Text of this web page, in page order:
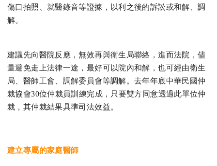
傷口拍照、就醫錄音等證據，以利之後的訴訟或和解、調
解。
建議先向醫院反應，無效再與衛生局聯絡，進而法院，儘
量避免走上法律一途，最好可以院內和解，也可經由衛生
局、醫師工會、調解委員會等調解。去年年底中華民國仲
裁協會30位仲裁員訓練完成，只要雙方同意透過此單位仲
裁，其仲裁結果具準司法效益。
建立專屬的家庭醫師